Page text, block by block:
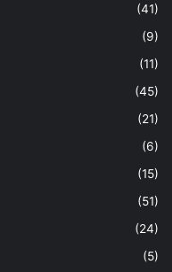
(41)
(9)
(11)
(45)
(21)
(6)
(15)
(51)
(24)
(5)